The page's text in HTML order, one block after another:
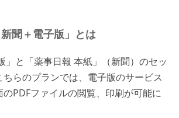
新聞＋電子版」とは
」と「薬事日報 本紙」（新聞）のセッ
ちらのプランでは、電子版のサービス
PDFファイルの閲覧、印刷が可能に